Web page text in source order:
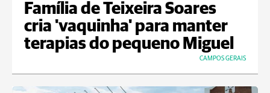
Família de Teixeira Soares
cria 'vaquinha' para manter
terapias do pequeno Miguel
CAMPOS GERAIS